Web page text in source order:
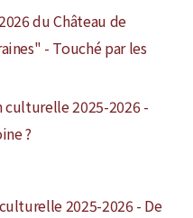
du Château de
- Touché par les
culturelle 2025-2026 -
?
2025-2026 - De